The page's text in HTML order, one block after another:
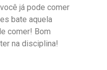
já pode comer
bate aquela
comer! Bom
na disciplina!